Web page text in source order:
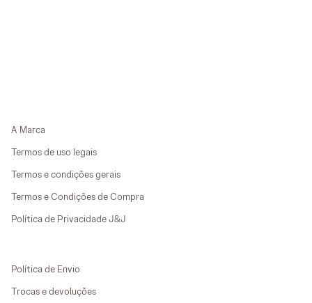
A Marca
Termos de uso legais
Termos e condições gerais
Termos e Condições de Compra
Política de Privacidade J&J
Política de Envio
Trocas e devoluções